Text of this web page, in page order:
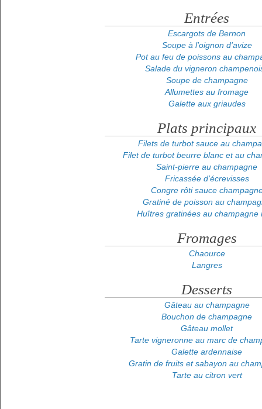
Entrées
Escargots de Bernon
Soupe à l'oignon d'avize
Pot au feu de poissons au
Salade du vigneron
Soupe de champagne
Allumettes au fromage
Galette aux griaudes
Plats principaux
Filets de turbot sauce au
Filet de turbot beurre blanc et au
Saint-pierre au champagne
Fricassée d'écrevisses
Congre rôti sauce
Gratiné de poisson au
Huîtres gratinées au champagne
Fromages
Chaource
Langres
Desserts
Gâteau au champagne
Bouchon de champagne
Gâteau mollet
Tarte vigneronne au marc de
Galette ardennaise
Gratin de fruits et sabayon au
Tarte au citron vert